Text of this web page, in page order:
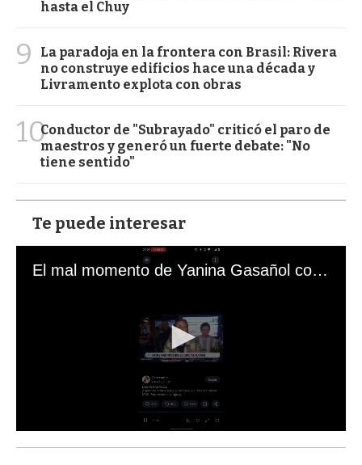
hasta el Chuy
9
La paradoja en la frontera con Brasil: Rivera
no construye edificios hace una década y
Livramento explota con obras
10Conductor de "Subrayado" criticó el paro de
maestros y generó un fuerte debate: "No
tiene sentido"
Te puede interesar
El mal momento de Yanina Gasañol con un hincha argentino en "Subrayado"
s